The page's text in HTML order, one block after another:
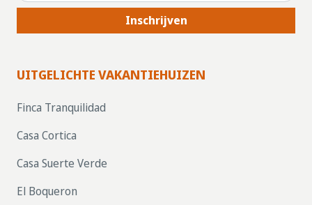
Inschrijven
UITGELICHTE VAKANTIEHUIZEN
Finca Tranquilidad
Casa Cortica
Casa Suerte Verde
El Boqueron